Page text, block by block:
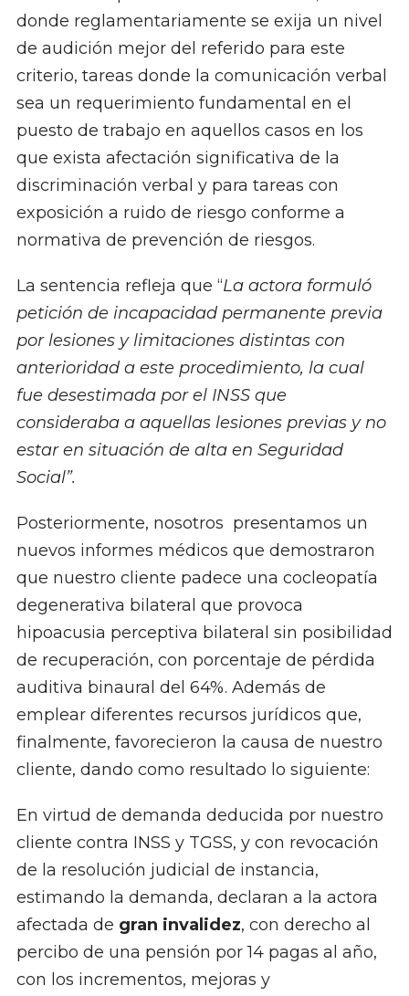
donde reglamentariamente se exija un nivel
de audición mejor del referido para este
criterio, tareas donde la comunicación verbal
sea un requerimiento fundamental en el
puesto de trabajo en aquellos casos en los
que exista afectación significativa de la
discriminación verbal y para tareas con
exposición a ruido de riesgo conforme a
normativa de prevención de riesgos.
La sentencia refleja que “La actora formuló
petición de incapacidad permanente previa
por lesiones y limitaciones distintas con
anterioridad a este procedimiento, la cual
fue desestimada por el INSS que
consideraba a aquellas lesiones previas y no
estar en situación de alta en Seguridad
Social”.
Posteriormente, nosotros presentamos un
nuevos informes médicos que demostraron
que nuestro cliente padece una cocleopatía
degenerativa bilateral que provoca
hipoacusia perceptiva bilateral sin posibilidad
de recuperación, con porcentaje de pérdida
auditiva binaural del 64%. Además de
emplear diferentes recursos jurídicos que,
finalmente, favorecieron la causa de nuestro
cliente, dando como resultado lo siguiente:
En virtud de demanda deducida por nuestro
cliente contra INSS y TGSS, y con revocación
de la resolución judicial de instancia,
estimando la demanda, declaran a la actora
afectada de gran invalidez, con derecho al
percibo de una pensión por 14 pagas al año,
con los incrementos, mejoras y